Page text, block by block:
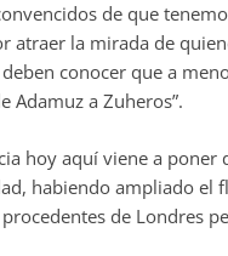
de que
atraer la mirada de
conocer que a
Adamuz a Zuheros”.
hoy aquí viene a
habiendo ampliado el
de Londres